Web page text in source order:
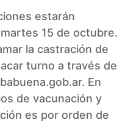
estarán
15 de octubre.
la castración de
turno a través de
En
de vacunación y
es por orden de